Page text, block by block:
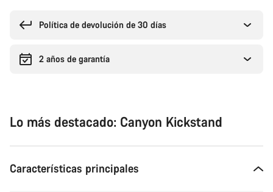
compra
Política de devolución de 30 días
2 años de garantía
Lo más destacado: Canyon Kickstand
Características principales